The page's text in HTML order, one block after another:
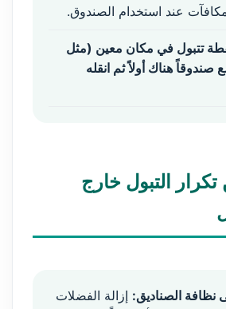
عند استخدام الصندوق.
تتبول في مكان معين (مثل
صندوقاً هناك أولاً ثم انقله
التبول خارج
الصناديق: إزالة الفضلات